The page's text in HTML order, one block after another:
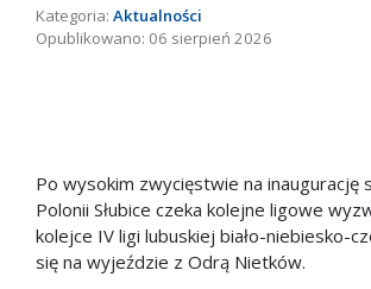
Kategoria: Aktualności
06 sierpień 2026
Po wysokim zwycięstwie na inaugurację
Polonii Słubice czeka kolejne ligowe
kolejce IV ligi lubuskiej biało-niebiesko-
się na wyjeździe z Odrą Nietków.